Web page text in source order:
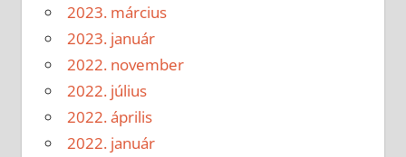
2023. március
2023. január
2022. november
2022. július
2022. április
2022. január